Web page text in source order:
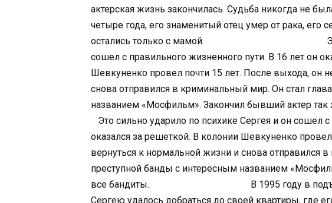
актерская жизнь закончилась. Судьба никогда не
четыре года, его знаменитый отец умер от рака, его
остались только с мамой.
Это сильно
сошел с правильного жизненного пути. В 16 лет он
Шевкуненко провел почти 15 лет. После выхода, он
снова отправился в криминальный мир. Он стал
названием «Мосфильм». Закончил бывший актер так
Это сильно ударило по психике Сергея и он сошел
оказался за решеткой. В колонии Шевкуненко
вернуться к нормальной жизни и снова отправился
преступной банды с интересным названием
все бандиты.
В 1995 году в подъезде его
Сергею удалось добраться до своей квартиры, где